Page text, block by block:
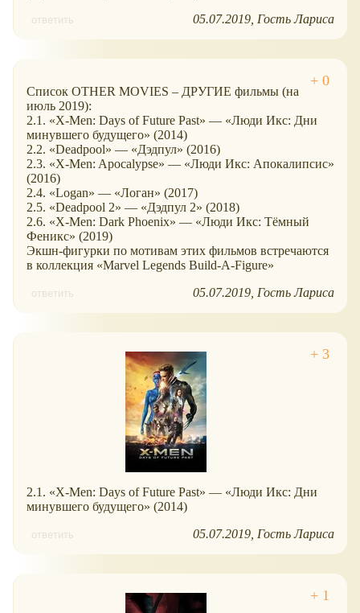
ответить 05.07.2019 Гость Лариса
Список OTHER MOVIES – ДРУГИЕ фильмы (на
июль 2019):
2.1. «X-Men: Days of Future Past» — «Люди Икс: Дни
минувшего будущего» (2014)
2.2. «Deadpool» — «Дэдпул» (2016)
2.3. «X-Men: Apocalypse» — «Люди Икс: Апокалипсис»
(2016)
2.4. «Logan» — «Логан» (2017)
2.5. «Deadpool 2» — «Дэдпул 2» (2018)
2.6. «X-Men: Dark Phoenix» — «Люди Икс: Тёмный
Феникс» (2019)
Экшн-фигурки по мотивам этих фильмов встречаются
в коллекция «Marvel Legends Build-A-Figure»
ответить 05.07.2019 Гость Лариса
2.1. «X-Men: Days of Future Past» — «Люди Икс: Дни
минувшего будущего» (2014)
ответить 05.07.2019 Гость Лариса